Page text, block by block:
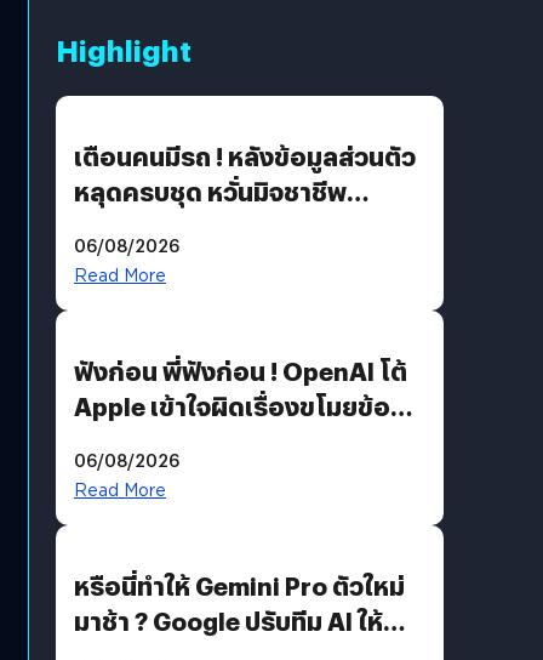
Highlight
เตือนคนมีรถ ! หลังข้อมูลส่วนตัว
หลุดครบชุด หวั่นมิจชาชีพ
รหัสผ่านหลุด ไม่ใช่แฮ็กเกอร์
06/08/2026
Read More
ฟังก่อน พี่ฟังก่อน ! OpenAI โต้
Apple เข้าใจผิดเรื่องขโมยข้อมูล
06/08/2026
Read More
หรือนี่ทำให้ Gemini Pro ตัวใหม่
มาช้า ? Google ปรับทีม AI ให้